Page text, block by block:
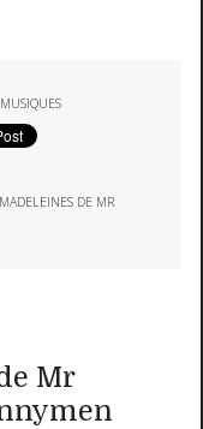
MUSIQUES
MADELEINES DE MR
Mr